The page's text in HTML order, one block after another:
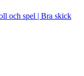
och spel | Bra skick